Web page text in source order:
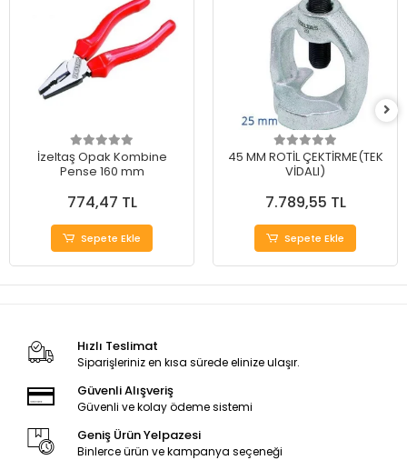
İzeltaş Opak Kombine
Pense 160 mm
774,47 TL
Sepete Ekle
45 MM ROTİL ÇEKTİRME(TEK
VİDALI)
7.789,55 TL
Sepete Ekle
Hızlı Teslimat
Siparişleriniz en kısa sürede elinize ulaşır.
Güvenli Alışveriş
Güvenli ve kolay ödeme sistemi
Geniş Ürün Yelpazesi
Binlerce ürün ve kampanya seçeneği